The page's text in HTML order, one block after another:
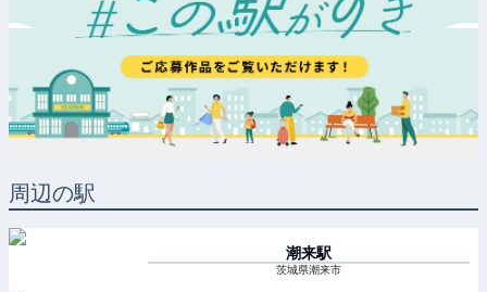
周辺の駅
潮来駅
茨城県潮来市